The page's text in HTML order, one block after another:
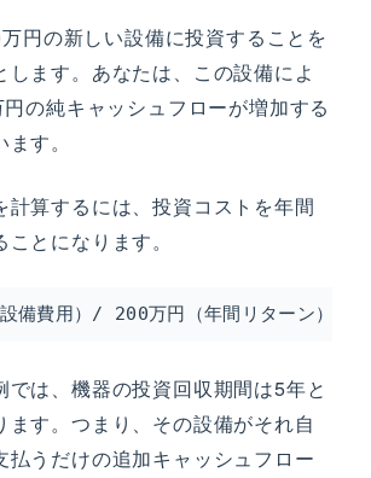
円の新しい設備に投資することを
します。あなたは、この設備によ
の純キャッシュフローが増加する
す。
計算するには、投資コストを年間
とになります。
備費用）/ 200万円（年間リターン） =
では、機器の投資回収期間は5年と
ます。つまり、その設備がそれ自
払うだけの追加キャッシュフロー